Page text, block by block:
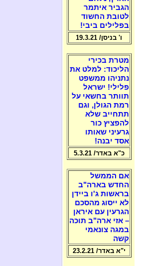
הגביר איתמר
לטובת החשוד
בפלילים ביבי!
ו' בניסן/ 19.3.21
מטרת בכירי
הליכוד: למלט את
נתניהו ממשפט
פלילי! ישראל
תוותר בחשאי על
רמת הגולן, וגם
תתחייב שלא
להפציץ כור
גרעיני שאותו
אסד יבנה!
כ"א באדר/ 5.3.21
אם הממשל
החדש בארה"ב
בראשות ג'ו ביידן
לא ייסוג מהסכם
הגרעין עם איראן
– אזי ארה"ב תוכה
במגה צונאמי
קשה
י"א באדר/ 23.2.21